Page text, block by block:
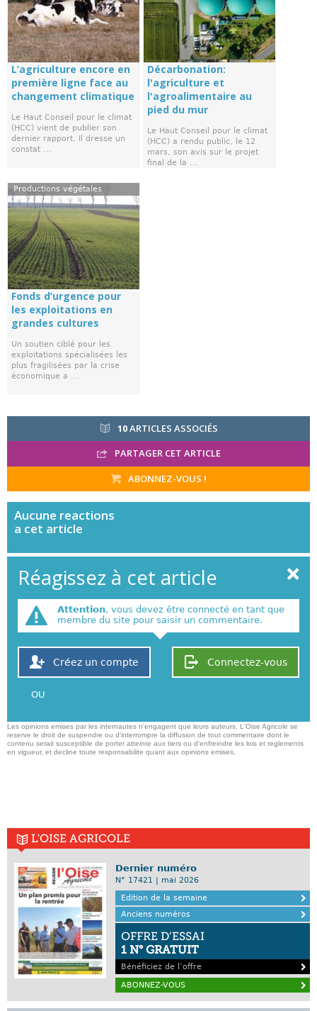
L’agriculture encore en
première ligne face au
changement climatique
Le Haut Conseil pour le climat
(HCC) vient de publier son
dernier rapport. Il dresse un
constat ...
Décarbonation:
l'agriculture et
l'agroalimentaire au
pied du mur
Le Haut Conseil pour le climat
(HCC) a rendu public, le 12
mars, son avis sur le projet
final de la ...
Productions végétales
Fonds d’urgence pour
les exploitations en
grandes cultures
Un soutien ciblé pour les
exploitations spécialisées les
plus fragilisées par la crise
économique a ...
10ARTICLES ASSOCIÉS
PARTAGER CET ARTICLE
ABONNEZ-VOUS !
Aucune reactions
a cet article
Réagissez à cet article
Attention, vous devez être connecté en tant que
membre du site pour saisir un commentaire.
Connectez-vous
Créez un compte
OU
Les opinions emises par les internautes n'engagent que leurs auteurs. L'Oise Agricole se
reserve le droit de suspendre ou d'interrompre la diffusion de tout commentaire dont le
contenu serait susceptible de porter atteinte aux tiers ou d'enfreindre les lois et reglements
en vigueur, et decline toute responsabilite quant aux opinions emises,
L'OISE AGRICOLE
Dernier numéro
N° 17421 | mai 2026
Edition de la semaine
Anciens numéros
OFFRE D’ESSAI
1 N° GRATUIT
Bénéficiez de l’offre
ABONNEZ-VOUS